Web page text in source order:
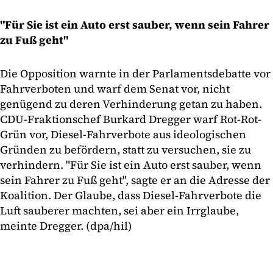
"Für Sie ist ein Auto erst sauber, wenn sein Fahrer
zu Fuß geht"
Die Opposition warnte in der Parlamentsdebatte vor
Fahrverboten und warf dem Senat vor, nicht
genügend zu deren Verhinderung getan zu haben.
CDU-Fraktionschef Burkard Dregger warf Rot-Rot-
Grün vor, Diesel-Fahrverbote aus ideologischen
Gründen zu befördern, statt zu versuchen, sie zu
verhindern. "Für Sie ist ein Auto erst sauber, wenn
sein Fahrer zu Fuß geht", sagte er an die Adresse der
Koalition. Der Glaube, dass Diesel-Fahrverbote die
Luft sauberer machten, sei aber ein Irrglaube,
meinte Dregger. (dpa/hil)